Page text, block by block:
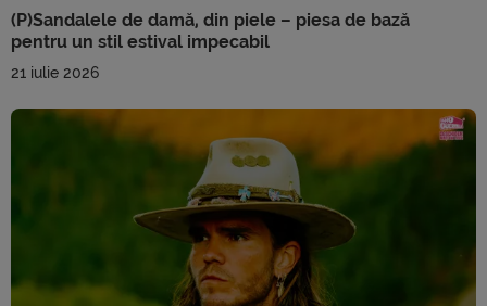
(P)Sandalele de damă, din piele – piesa de bază
pentru un stil estival impecabil
21 iulie 2026